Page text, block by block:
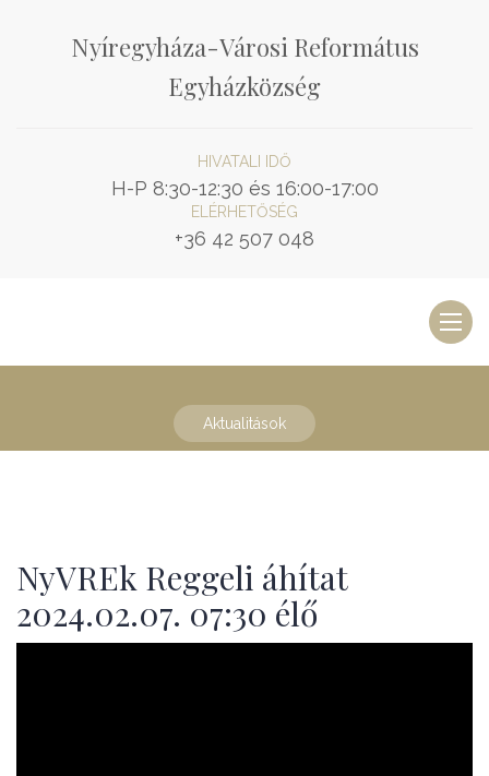
Nyíregyháza-Városi Református
Egyházközség
HIVATALI IDŐ
H-P 8:30-12:30 és 16:00-17:00
ELÉRHETŐSÉG
+36 42 507 048
Aktualitások
NyVREk Reggeli áhítat
2024.02.07. 07:30 élő